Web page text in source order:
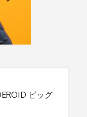
ビッグ